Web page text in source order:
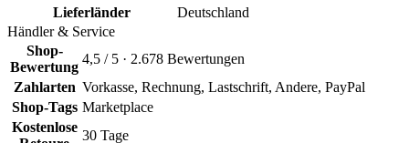
Lieferländer
Deutschland
Händler & Service
Shop-
Bewertung
4,5 / 5 · 2.678 Bewertungen
Zahlarten Vorkasse, Rechnung, Lastschrift, Andere, PayPal
Shop-Tags Marketplace
Kostenlose
30 Tage